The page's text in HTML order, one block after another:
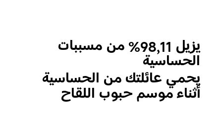
يزيل 98,11% من مسببات
الحساسية
يحمي عائلتك من الحساسية
أثناء موسم حبوب اللقاح